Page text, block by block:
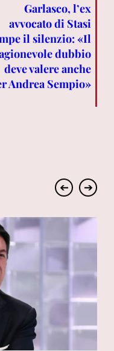
Garlasco, l’ex
avvocato di Stasi
il silenzio: «Il
dubbio
deve valere anche
Andrea Sempio»
➔ ➔